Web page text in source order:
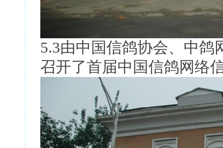
5.3由中国信鸽协会、中鸽
召开了首届中国信鸽网络